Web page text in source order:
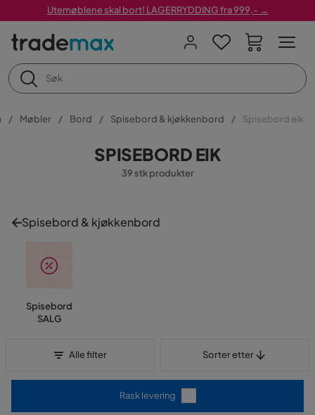
Utemøblene skal bort! LAGERRYDDING fra 999,- →
Møbler Bord Spisebord & kjøkkenbord Spisebord eik
SPISEBORD EIK
39 stk produkter
Spisebord & kjøkkenbord
Spisebord
SALG
Alle filter Sorter etter
Rask levering